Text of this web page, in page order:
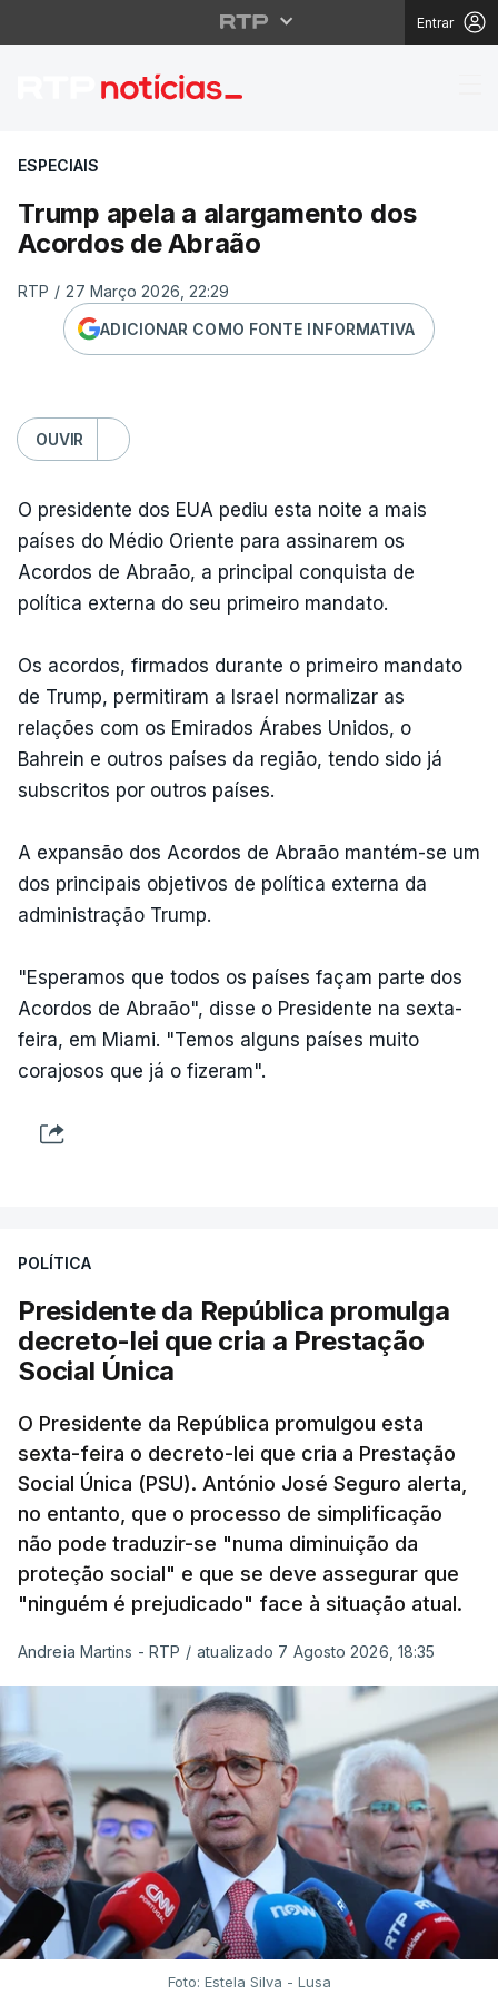
Entrar
Trump apela a
ESPECIAIS
Trump apela a alargamento dos
Acordos de Abraão
RTP / 27 Março 2026, 22:29
ADICIONAR COMO FONTE INFORMATIVA
OUVIR
O presidente dos EUA pediu esta noite a mais
países do Médio Oriente para assinarem os
Acordos de Abraão, a principal conquista de
política externa do seu primeiro mandato.
Os acordos, firmados durante o primeiro mandato
de Trump, permitiram a Israel normalizar as
relações com os Emirados Árabes Unidos, o
Bahrein e outros países da região, tendo sido já
subscritos por outros países.
A expansão dos Acordos de Abraão mantém-se um
dos principais objetivos de política externa da
administração Trump.
"Esperamos que todos os países façam parte dos
Acordos de Abraão", disse o Presidente na sexta-
feira, em Miami. "Temos alguns países muito
corajosos que já o fizeram".
POLÍTICA
Presidente da República promulga
decreto-lei que cria a Prestação
Social Única
O Presidente da República promulgou esta
sexta-feira o decreto-lei que cria a Prestação
Social Única (PSU). António José Seguro alerta,
no entanto, que o processo de simplificação
não pode traduzir-se "numa diminuição da
proteção social" e que se deve assegurar que
"ninguém é prejudicado" face à situação atual.
Andreia Martins - RTP / atualizado 7 Agosto 2026, 18:35
Foto: Estela Silva - Lusa